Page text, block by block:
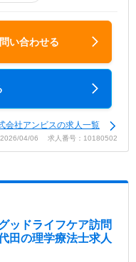
い合わせる
会社アンビスの求人一覧
2026/04/06 求人番号：10180502
ッドライフケア訪問
田の理学療法士求人